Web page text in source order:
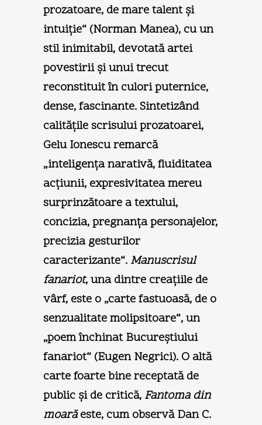
prozatoare, de mare talent şi
intuiţie“ (Norman Manea), cu un
stil inimitabil, devotată artei
povestirii şi unui trecut
reconstituit în culori puternice,
dense, fascinante. Sintetizând
calităţile scrisului prozatoarei,
Gelu Ionescu remarcă
„inteligenţa narativă, fluiditatea
acţiunii, expresivitatea mereu
surprinzătoare a textului,
concizia, pregnanţa personajelor,
precizia gesturilor
caracterizante“. Manuscrisul
fanariot, una dintre creaţiile de
vârf, este o „carte fastuoasă, de o
senzualitate molipsitoare“, un
„poem închinat Bucureştiului
fanariot“ (Eugen Negrici). O altă
carte foarte bine receptată de
public şi de critică, Fantoma din
moarăeste, cum observă Dan C.